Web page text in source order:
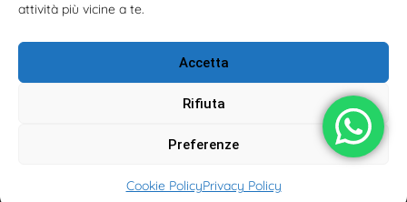
attività più vicine a te.
Accetta
Rifiuta
Preferenze
Cookie PolicyPrivacy Policy
Kitesurfing powered by Associazione Kitesurf Italiana